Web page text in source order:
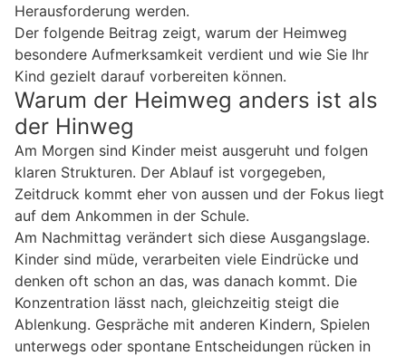
Herausforderung werden.
Der folgende Beitrag zeigt, warum der Heimweg
besondere Aufmerksamkeit verdient und wie Sie Ihr
Kind gezielt darauf vorbereiten können.
Warum der Heimweg anders ist als
der Hinweg
Am Morgen sind Kinder meist ausgeruht und folgen
klaren Strukturen. Der Ablauf ist vorgegeben,
Zeitdruck kommt eher von aussen und der Fokus liegt
auf dem Ankommen in der Schule.
Am Nachmittag verändert sich diese Ausgangslage.
Kinder sind müde, verarbeiten viele Eindrücke und
denken oft schon an das, was danach kommt. Die
Konzentration lässt nach, gleichzeitig steigt die
Ablenkung. Gespräche mit anderen Kindern, Spielen
unterwegs oder spontane Entscheidungen rücken in